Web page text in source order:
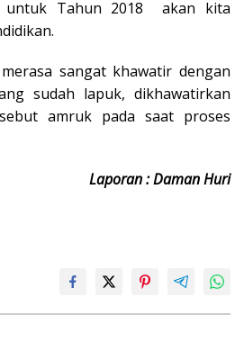
untuk Tahun 2018 akan kita
sangat khawatir dengan
sudah lapuk, dikhawatirkan
amruk pada saat proses
Laporan : Daman Huri